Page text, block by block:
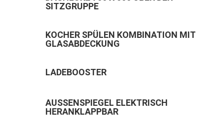
SITZGRUPPE
KOCHER SPÜLEN KOMBINATION MIT
GLASABDECKUNG
LADEBOOSTER
AUSSENSPIEGEL ELEKTRISCH H
ERANKLAPPBAR